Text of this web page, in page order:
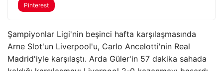
Pinterest
Şampiyonlar Ligi'nin beşinci hafta karşılaşmasında
Arne Slot'un Liverpool'u, Carlo Ancelotti'nin Real
Madrid'iyle karşılaştı. Arda Güler'in 57 dakika sahada